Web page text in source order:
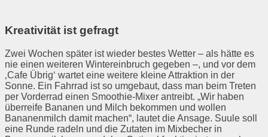
Kreativität ist gefragt
Zwei Wochen später ist wieder bestes Wetter – als hätte es
nie einen weiteren Wintereinbruch gegeben –, und vor dem
‚Cafe Übrig‘ wartet eine weitere kleine Attraktion in der
Sonne. Ein Fahrrad ist so umgebaut, dass man beim Treten
per Vorderrad einen Smoothie-Mixer antreibt. „Wir haben
überreife Bananen und Milch bekommen und wollen
Bananenmilch damit machen“, lautet die Ansage. Suule soll
eine Runde radeln und die Zutaten im Mixbecher in